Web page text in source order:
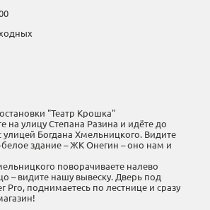
"Театр Крошка"
на улицу Степана Разина и идёте до
улицей Богдана Хмельницкого. Видите
здание – ЖК Онегин – оно нам и
поворачиваете налево
– видите нашу вывеску. Дверь под
Pro, поднимаетесь по лестнице и сразу